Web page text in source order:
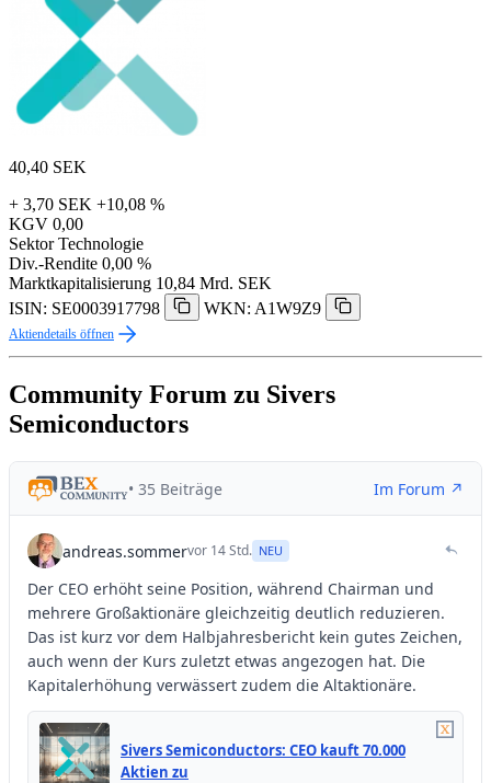
40,40 SEK
+ 3,70 SEK +10,08 %
KGV 0,00
Sektor Technologie
Div.-Rendite 0,00 %
Marktkapitalisierung 10,84 Mrd. SEK
ISIN: SE0003917798
WKN: A1W9Z9
Aktiendetails öffnen
Community Forum zu Sivers
Semiconductors